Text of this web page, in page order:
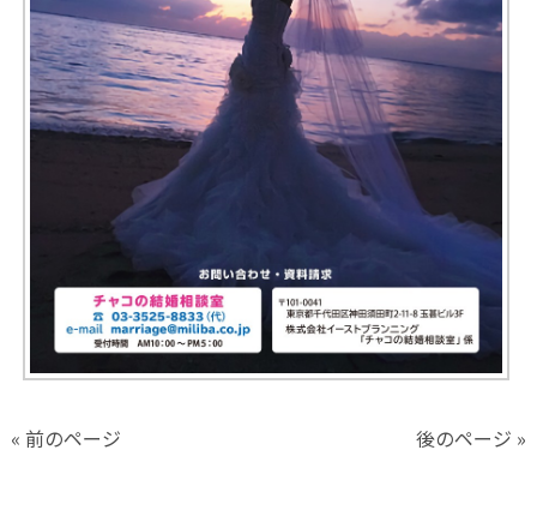
« 前のページ 後のページ »